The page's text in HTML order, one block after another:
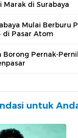
Marak di Surabaya
Mulai Berburu
di Pasar Atom
Borong Pernak-
untuk